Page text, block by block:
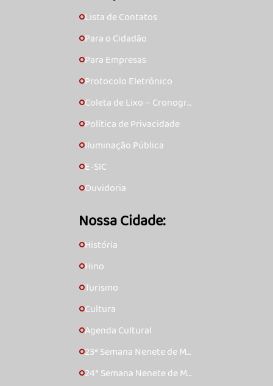
🞇Lista de Contatos
🞇Para o Cidadão
🞇Para Empresas
🞇Protocolo Eletrônico
🞇Coleta de Lixo – Cronogra
🞇Política de Privacidade
🞇Iluminação Pública
🞇E-SIC
🞇Ouvidoria
Nossa Cidade:
🞇História
🞇Hino
🞇Turismo
🞇Cultura
🞇Agenda Cultural
🞇23ª Semana Nenete de Mú
🞇24ª Semana Nenete de Mú